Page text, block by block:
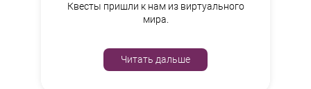
Квесты пришли к нам из виртуального
мира.
Читать дальше